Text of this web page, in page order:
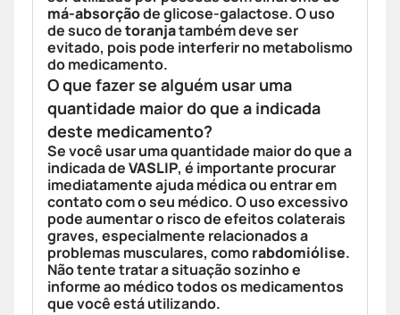
má-absorçãode glicose-galactose. O uso
de suco detoranjatambém deve ser
evitado, pois pode interferir no metabolismo
do medicamento.
O que fazer se alguém usar uma
quantidade maior do que a indicada
deste medicamento?
Se você usar uma quantidade maior do que a
indicada deVASLIP, é importante procurar
imediatamente ajuda médica ou entrar em
contato com o seu médico. O uso excessivo
pode aumentar o risco de efeitos colaterais
graves, especialmente relacionados a
problemas musculares, comorabdomiólise.
Não tente tratar a situação sozinho e
informe ao médico todos os medicamentos
que você está utilizando.